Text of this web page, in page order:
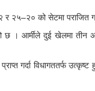
र २५–२० को सेटमा पराजित
छ । आर्मीले दुई खेलमा
गर्दा विधागततर्फ